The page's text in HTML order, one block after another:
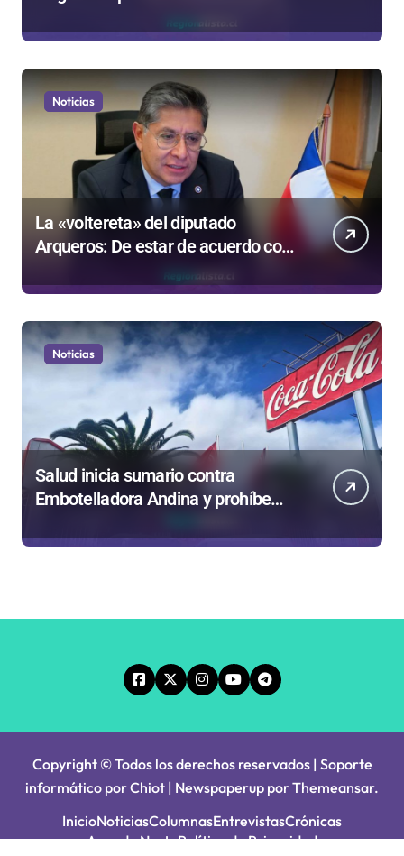
Gobierno
Noticias
La «voltereta» del diputado
Arqueros: De estar de acuerdo con
privatizar Codelco a defender una
empresa 100% estatal
Noticias
Salud inicia sumario contra
Embotelladora Andina y prohíbe
laborales
Copyright © Todos los derechos reservados | Soporte
informático por Chiot | Newspaperup porThemeansar.
InicioNoticiasColumnasEntrevistasCrónicas
Agenda NortePolítica de Privacidad